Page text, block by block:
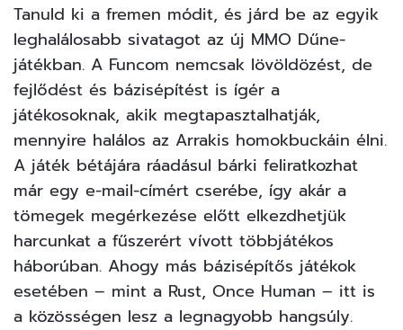
Tanuld ki a fremen módit, és járd be az egyik
leghalálosabb sivatagot az új MMO Dűne-
játékban. A Funcom nemcsak lövöldözést, de
fejlődést és bázisépítést is ígér a
játékosoknak, akik megtapasztalhatják,
mennyire halálos az Arrakis homokbuckáin élni.
A játék bétájára ráadásul bárki feliratkozhat
már egy e-mail-címért cserébe, így akár a
tömegek megérkezése előtt elkezdhetjük
harcunkat a fűszerért vívott többjátékos
háborúban. Ahogy más bázisépítős játékok
esetében – mint a Rust, Once Human – itt is
a közösségen lesz a legnagyobb hangsúly.